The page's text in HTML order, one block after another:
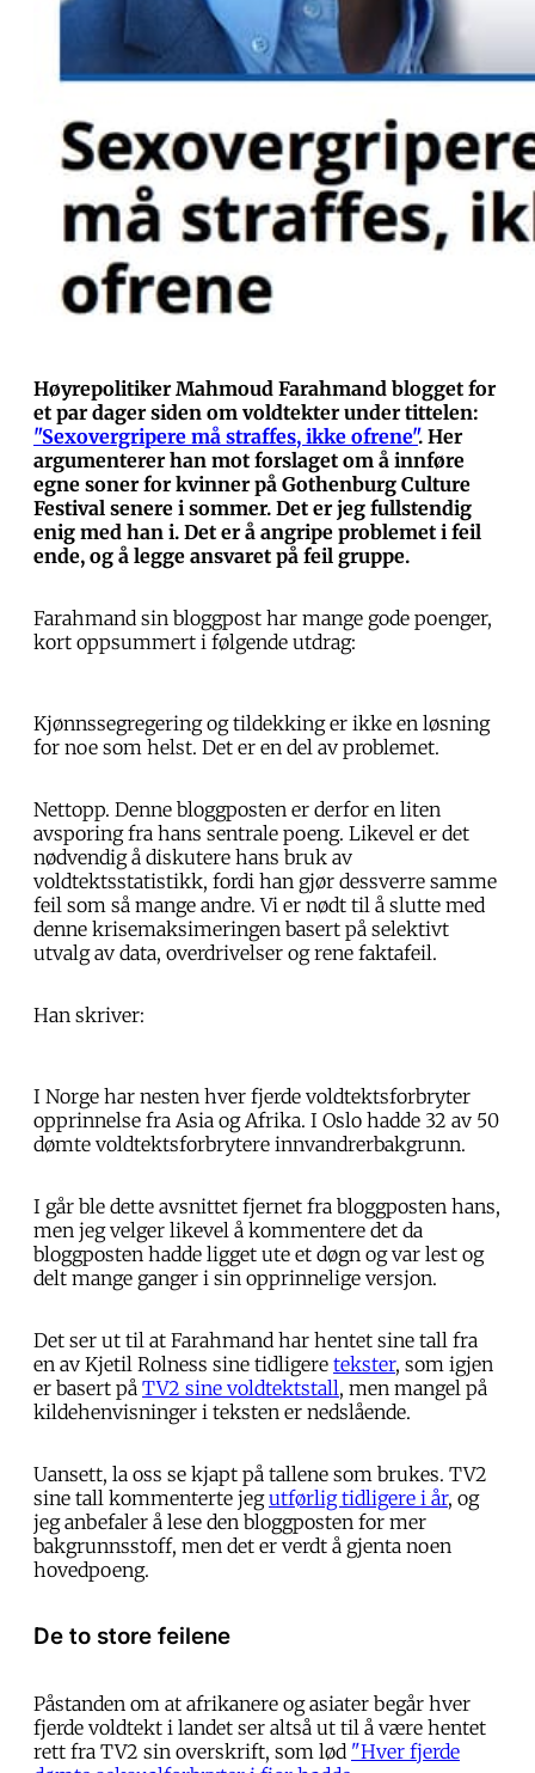
Høyrepolitiker Mahmoud Farahmand blogget for
et par dager siden om voldtekter under tittelen:
"Sexovergripere må straffes, ikke ofrene". Her
argumenterer han mot forslaget om å innføre
egne soner for kvinner på Gothenburg Culture
Festival senere i sommer. Det er jeg fullstendig
enig med han i. Det er å angripe problemet i feil
ende, og å legge ansvaret på feil gruppe.
Farahmand sin bloggpost har mange gode poenger,
kort oppsummert i følgende utdrag:
Kjønnssegregering og tildekking er ikke en løsning
for noe som helst. Det er en del av problemet.
Nettopp. Denne bloggposten er derfor en liten
avsporing fra hans sentrale poeng. Likevel er det
nødvendig å diskutere hans bruk av
voldtektsstatistikk, fordi han gjør dessverre samme
feil som så mange andre. Vi er nødt til å slutte med
denne krisemaksimeringen basert på selektivt
utvalg av data, overdrivelser og rene faktafeil.
Han skriver:
I Norge har nesten hver fjerde voldtektsforbryter
opprinnelse fra Asia og Afrika. I Oslo hadde 32 av 50
dømte voldtektsforbrytere innvandrerbakgrunn.
I går ble dette avsnittet fjernet fra bloggposten hans,
men jeg velger likevel å kommentere det da
bloggposten hadde ligget ute et døgn og var lest og
delt mange ganger i sin opprinnelige versjon.
Det ser ut til at Farahmand har hentet sine tall fra
en av Kjetil Rolness sine tidligere tekster, som igjen
er basert på TV2 sine voldtektstall, men mangel på
kildehenvisninger i teksten er nedslående.
Uansett, la oss se kjapt på tallene som brukes. TV2
sine tall kommenterte jegutførlig tidligere i år, og
jeg anbefaler å lese den bloggposten for mer
bakgrunnsstoff, men det er verdt å gjenta noen
hovedpoeng.
De to store feilene
Påstanden om at afrikanere og asiater begår hver
fjerde voldtekt i landet ser altså ut til å være hentet
rett fra TV2 sin overskrift, som lød "Hver fjerde